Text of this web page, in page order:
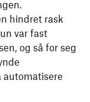
hindret rask
var fast
og så for seg
automatisere